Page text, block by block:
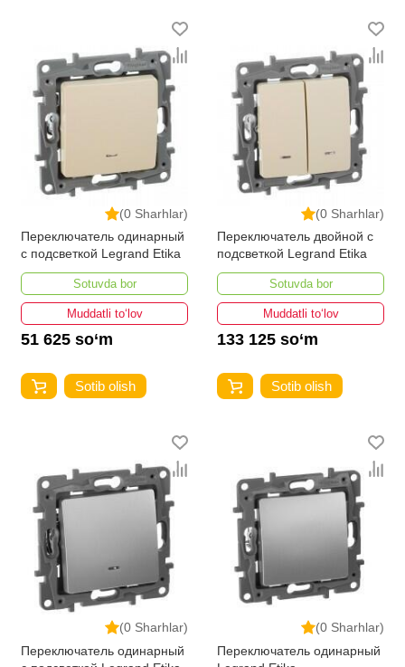
(0 Sharhlar)
Переключатель одинарный
с подсветкой Legrand Etika
Sotuvda bor
Muddatli to‘lov
51 625 so‘m
Sotib olish
(0 Sharhlar)
Переключатель двойной с
подсветкой Legrand Etika
Sotuvda bor
Muddatli to‘lov
133 125 so‘m
Sotib olish
(0 Sharhlar)
Переключатель одинарный
(0 Sharhlar)
Переключатель одинарный